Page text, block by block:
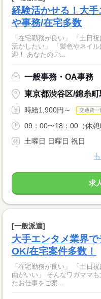
経験活かせる！大
や事務/在宅多数
「在宅勤務が良い」 「土日
活かしたい」 「髪色やネイ
迎！ あなたのご...
一般事務・OA事務
東京都渋谷区/錦糸町
時給1,900円～ 交通費一
09：00〜18：00（休
土曜日 日曜日 祝日
求
[一般派遣]
大手エンタメ業界
OK/在宅案件多数！
「在宅勤務が良い」 「土日
由がいい」 そんなワガママも大歓迎！ あなたのご希
たお仕事をご案...